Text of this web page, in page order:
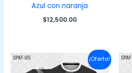
Azul con naranja
$12,500.00
¡Oferta!